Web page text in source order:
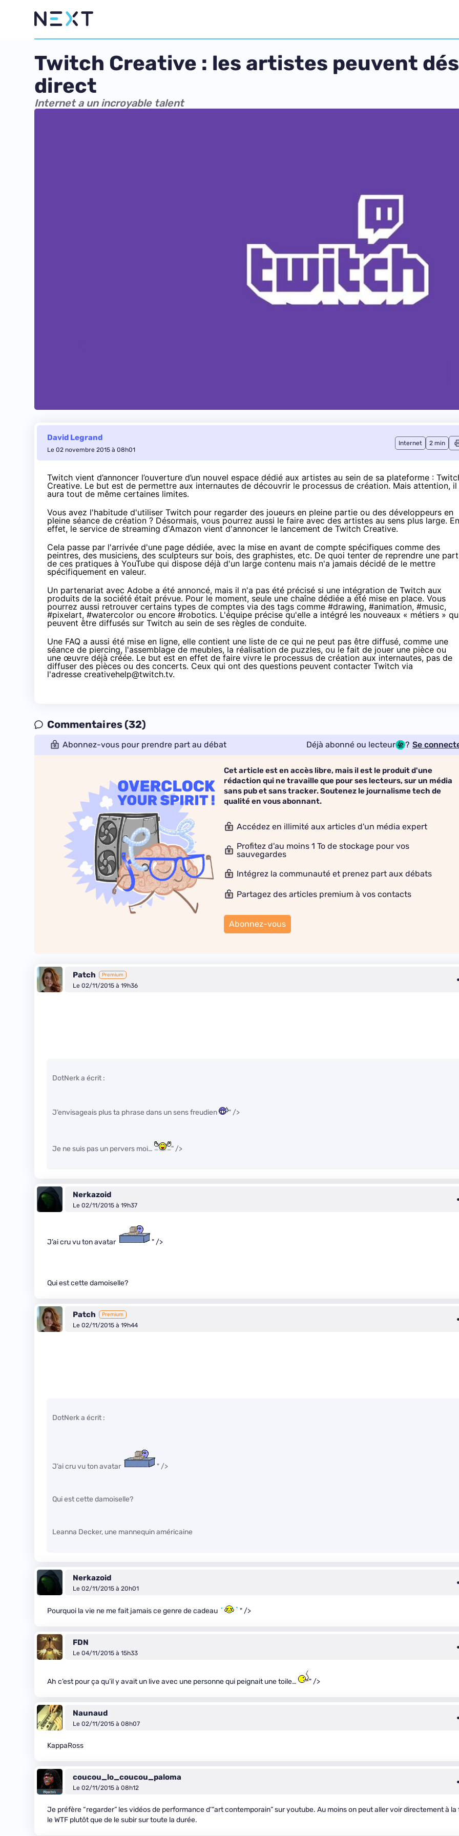
Twitch Creative : les artistes peuvent
direct
Internet a un incroyable talent
David Legrand
Le 02 novembre 2015 à 08h01
Internet 2 min
Twitch vient d’annoncer l’ouverture d’un nouvel espace dédié aux artistes au sein de sa plateforme :
Creative. Le but est de permettre aux internautes de découvrir le processus de création. Mais attention, il
aura tout de même certaines limites.
Vous avez l'habitude d'utiliser Twitch pour regarder des joueurs en pleine partie ou des développeurs en
pleine séance de création ? Désormais, vous pourrez aussi le faire avec des artistes au sens plus large. En
effet, le service de streaming d'Amazon vient d'annoncer le lancement de Twitch Creative.
Cela passe par l'arrivée d'une page dédiée, avec la mise en avant de compte spécifiques comme des
peintres, des musiciens, des sculpteurs sur bois, des graphistes, etc. De quoi tenter de reprendre une
de ces pratiques à YouTube qui dispose déjà d'un large contenu mais n'a jamais décidé de le mettre
spécifiquement en valeur.
Un partenariat avec Adobe a été annoncé, mais il n'a pas été précisé si une intégration de Twitch aux
produits de la société était prévue. Pour le moment, seule une chaîne dédiée a été mise en place. Vous
pourrez aussi retrouver certains types de comptes via des tags comme #drawing, #animation, #music,
#pixelart, #watercolor ou encore #robotics. L'équipe précise qu'elle a intégré les nouveaux « métiers »
peuvent être diffusés sur Twitch au sein de ses règles de conduite.
Une FAQ a aussi été mise en ligne, elle contient une liste de ce qui ne peut pas être diffusé, comme une
séance de piercing, l'assemblage de meubles, la réalisation de puzzles, ou le fait de jouer une pièce ou
une œuvre déjà créée. Le but est en effet de faire vivre le processus de création aux internautes, pas de
diffuser des pièces ou des concerts. Ceux qui ont des questions peuvent contacter Twitch via
l'adresse creativehelp@twitch.tv.
Commentaires (32)
Abonnez-vous pour prendre part au débat Déjà abonné ou lecteur ? Se
Cet article est en accès libre, mais il est le produit d'une
rédaction qui ne travaille que pour ses lecteurs, sur un média
sans pub et sans tracker. Soutenez le journalisme tech de
qualité en vous abonnant.
Accédez en illimité aux articles d'un média expert
Profitez d'au moins 1 To de stockage pour vos
sauvegardes
Intégrez la communauté et prenez part aux débats
Partagez des articles premium à vos contacts
Abonnez-vous
Patch Premium
Le 02/11/2015 à 19h36
DotNerk a écrit :
J’envisageais plus ta phrase dans un sens freudien " />
Je ne suis pas un pervers moi… " />
Nerkazoid
Le 02/11/2015 à 19h37
J’ai cru vu ton avatar " />
Qui est cette damoiselle?
Patch Premium
Le 02/11/2015 à 19h44
DotNerk a écrit :
J’ai cru vu ton avatar " />
Qui est cette damoiselle?
Leanna Decker, une mannequin américaine
Nerkazoid
Le 02/11/2015 à 20h01
Pourquoi la vie ne me fait jamais ce genre de cadeau " />
FDN
Le 04/11/2015 à 15h33
Ah c’est pour ça qu’il y avait un live avec une personne qui peignait une toile… " />
Naunaud
Le 02/11/2015 à 08h07
KappaRoss
coucou_lo_coucou_paloma
Le 02/11/2015 à 08h12
Je préfère “regarder” les vidéos de performance d’“art contemporain” sur youtube. Au moins on peut aller voir directement à la
le WTF plutôt que de le subir sur toute la durée.